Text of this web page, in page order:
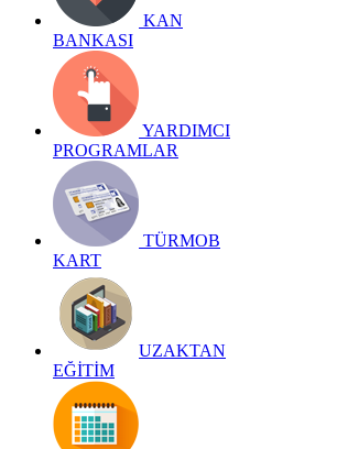
KAN
BANKASI
YARDIMCI
PROGRAMLAR
TÜRMOB
KART
UZAKTAN
EĞİTİM